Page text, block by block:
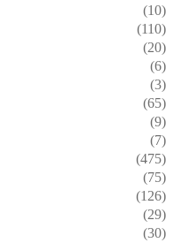
(10)
(110)
(20)
(6)
(3)
(65)
(9)
(7)
(475)
(75)
(126)
(29)
(30)